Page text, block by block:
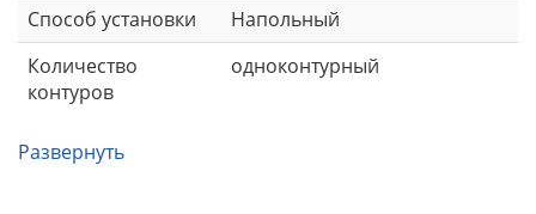
Способ установки
Напольный
Количество
контуров
одноконтурный
Развернуть